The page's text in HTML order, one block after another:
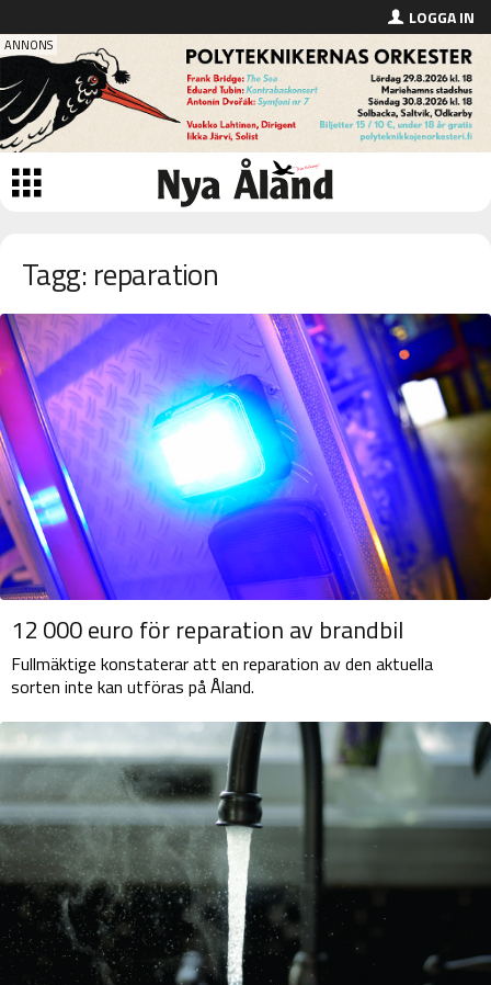
LOGGA IN
Tagg: reparation
12 000 euro för reparation av brandbil
Fullmäktige konstaterar att en reparation av den aktuella
sorten inte kan utföras på Åland.